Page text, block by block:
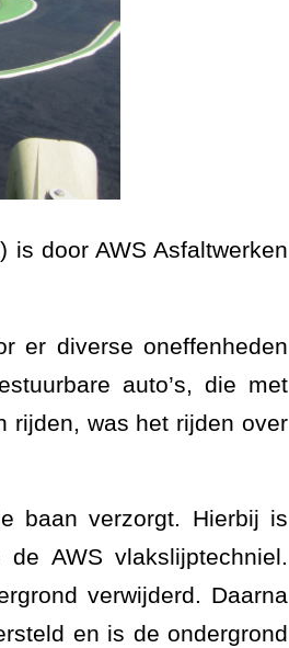
is door AWS Asfaltwerken
er diverse oneffenheden
auto’s, die met
rijden, was het rijden over
baan verzorgt. Hierbij is
AWS vlakslijptechniel.
verwijderd. Daarna
en is de ondergrond